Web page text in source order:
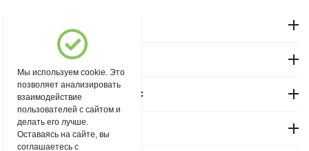
Магазин "Северный"
Покупательский сервис
Контакты
Мы используем cookie. Это
позволяет анализировать
взаимодействие
пользователей с сайтом и
делать его лучше.
Оставаясь на сайте, вы
соглашаетесь с